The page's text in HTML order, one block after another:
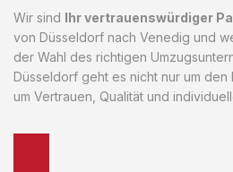
Wir sind Ihr vertrauenswürdiger
von Düsseldorf nach Venedig und
der Wahl des richtigen
Düsseldorf geht es nicht nur um den
um Vertrauen, Qualität und